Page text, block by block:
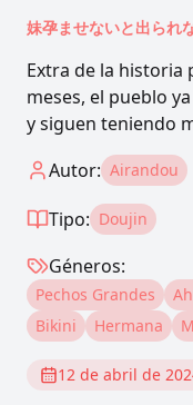
妹孕ませないと出られ
Extra de la historia
meses, el pueblo
y siguen teniendo
Autor: Airandou
Tipo: Doujin
Géneros:
Pechos Grandes
Bikini
Hermana
12 de abril de